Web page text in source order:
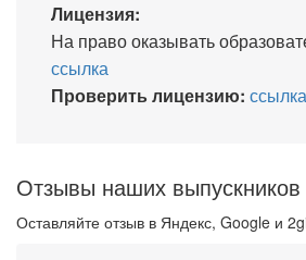
Лицензия:
На право оказывать
ссылка
Проверить лицензию: ссылка
Отзывы наших выпускников
Оставляйте отзыв в Яндекс, Google и